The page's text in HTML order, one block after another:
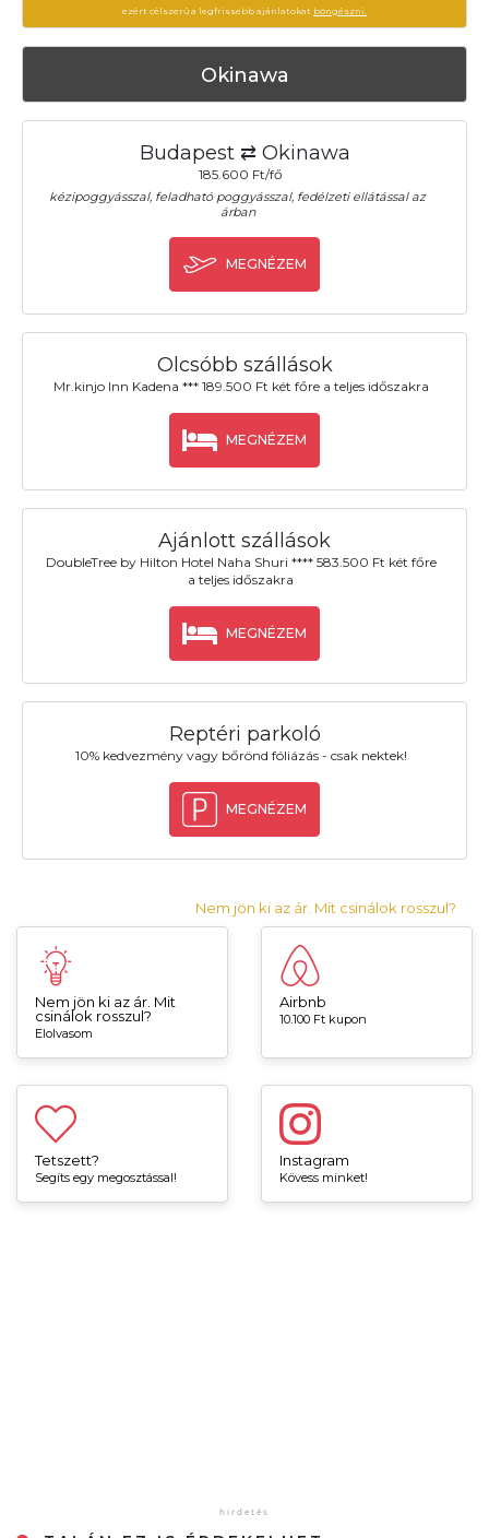
ezért célszerű a legfrissebb ajánlatokat böngészni.
Okinawa
Budapest ⇄ Okinawa
185.600 Ft/fő
kézipoggyásszal, feladható poggyásszal, fedélzeti ellátással az
árban
MEGNÉZEM
Olcsóbb szállások
Mr.kinjo Inn Kadena *** 189.500 Ft két főre a teljes időszakra
MEGNÉZEM
Ajánlott szállások
DoubleTree by Hilton Hotel Naha Shuri **** 583.500 Ft két főre
a teljes időszakra
MEGNÉZEM
Reptéri parkoló
10% kedvezmény vagy bőrönd fóliázás - csak nektek!
MEGNÉZEM
Nem jön ki az ár. Mit csinálok rosszul?
Nem jön ki az ár. Mit
csinálok rosszul?
Elolvasom
Airbnb
10.100 Ft kupon
Tetszett?
Segíts egy megosztással!
Instagram
Kövess minket!